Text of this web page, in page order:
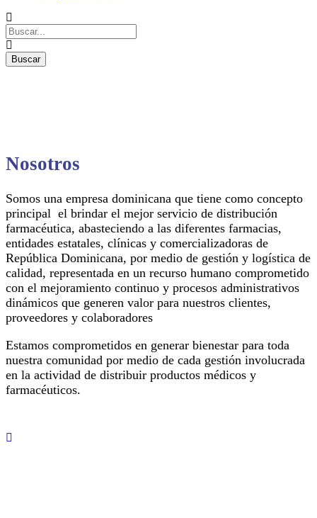
Nosotros
Somos una empresa dominicana que tiene como concepto
principal el brindar el mejor servicio de distribución
farmacéutica, abasteciendo a las diferentes farmacias,
entidades estatales, clínicas y comercializadoras de
República Dominicana, por medio de gestión y logística de
calidad, representada en un recurso humano comprometido
con el mejoramiento continuo y procesos administrativos
dinámicos que generen valor para nuestros clientes,
proveedores y colaboradores
Estamos comprometidos en generar bienestar para toda
nuestra comunidad por medio de cada gestión involucrada
en la actividad de distribuir productos médicos y
farmacéuticos.